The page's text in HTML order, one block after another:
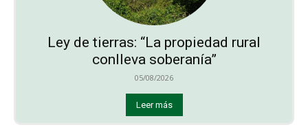
Ley de tierras: “La propiedad rural
conlleva soberanía”
05/08/2026
Leer más